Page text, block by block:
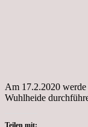
Am 17.2.2020
Wuhlheide
Teilen mit: